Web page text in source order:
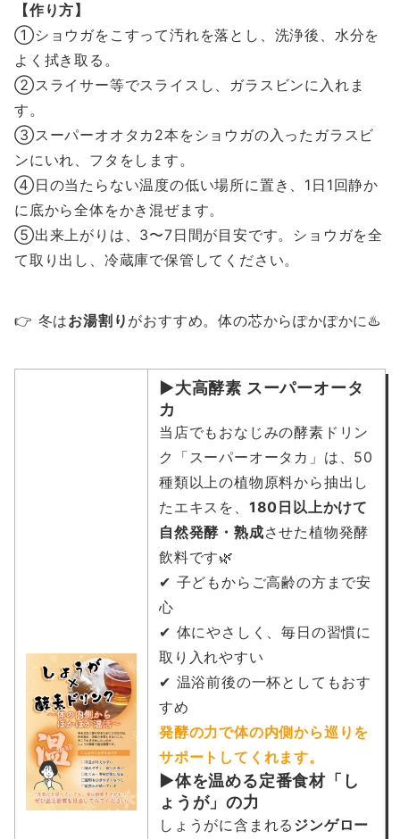
【作り方】
①ショウガをこすって汚れを落とし、洗浄後、水分を
よく拭き取る。
②スライサー等でスライスし、ガラスビンに入れま
す。
③スーパーオオタカ2本をショウガの入ったガラスビ
ンにいれ、フタをします。
④日の当たらない温度の低い場所に置き、1日1回静か
に底から全体をかき混ぜます。
⑤出来上がりは、3〜7日間が目安です。ショウガを全
て取り出し、冷蔵庫で保管してください。
👉 冬はお湯割り がおすすめ。体の芯からぽかぽかに♨️
▶大高酵素 スーパーオータ
カ
当店でもおなじみの酵素ドリン
ク「スーパーオータカ」は、50
種類以上の植物原料から抽出し
たエキスを、 180 日以上かけて
自然発酵・熟成させた植物発酵
飲料です🌿
✔ 子どもからご高齢の方まで安
心
✔ 体にやさしく、毎日の習慣に
取り入れやすい
✔ 温浴前後の一杯としてもおす
すめ
発酵の力で体の内側から巡りを
サポートしてくれます。
▶体を温める定番食材「し
ょうが」の力
しょうがに含まれる ジンゲロー